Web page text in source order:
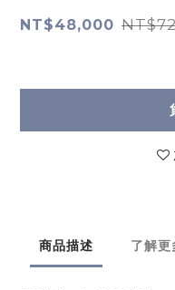
NT$48,000
商品描述 了解更